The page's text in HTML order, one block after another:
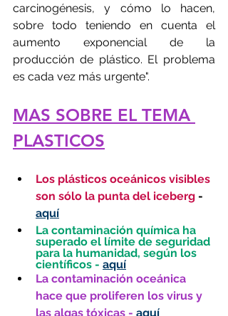
carcinogénesis, y cómo lo hacen,
sobre todo teniendo en cuenta el
aumento exponencial de la
producción de plástico. El problema
es cada vez más urgente".
MAS SOBRE EL TEMA
PLASTICOS
Los plásticos oceánicos visibles
son sólo la punta del iceberg -
aquí
La contaminación química ha
superado el límite de seguridad
para la humanidad, según los
científicos - aquí
La contaminación oceánica
hace que proliferen los virus y
las algas tóxicas - aquí